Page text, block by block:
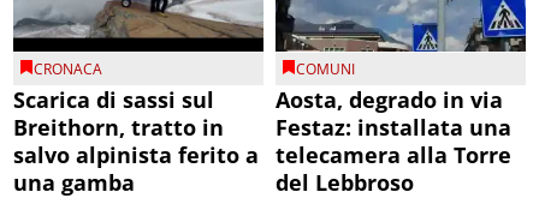
CRONACA
Scarica di sassi sul
Breithorn, tratto in
salvo alpinista ferito a
una gamba
COMUNI
Aosta, degrado in via
Festaz: installata una
telecamera alla Torre
del Lebbroso